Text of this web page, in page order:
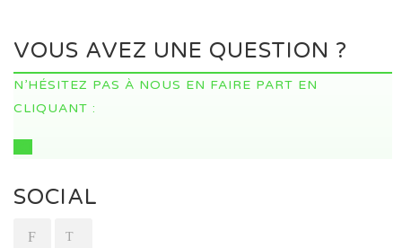
VOUS AVEZ UNE QUESTION ?
N’HÉSITEZ PAS À NOUS EN FAIRE PART EN
CLIQUANT :
SOCIAL